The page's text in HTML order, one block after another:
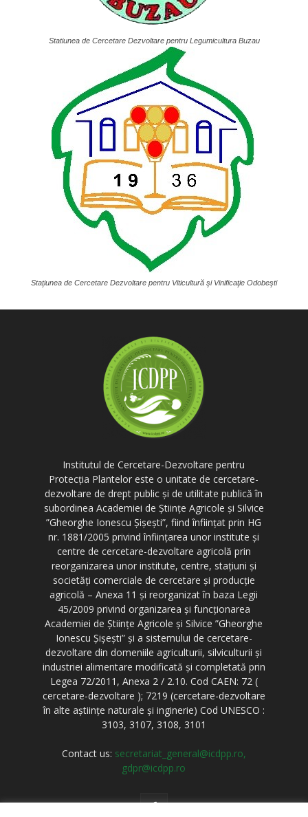
Statiunea de Cercetare Dezvoltare pentru Legumicultura Buzau
Staţiunea de Cercetare Dezvoltare pentru Viticultură şi Vinificaţie Odobeşti
Institutul de Cercetare-Dezvoltare pentru
Protecția Plantelor este o unitate de cercetare-
dezvoltare de drept public și de utilitate publică în
subordinea Academiei de Științe Agricole și Silvice
”Gheorghe Ionescu Șișești”, fiind înființat prin HG
nr. 1881/2005 privind înființarea unor institute și
centre de cercetare-dezvoltare agricolă prin
reorganizarea unor institute, centre, stațiuni și
societăți comerciale de cercetare și producție
agricolă – Anexa 11 și reorganizat în baza Legii
45/2009 privind organizarea și funcționarea
Academiei de Științe Agricole și Silvice ”Gheorghe
Ionescu Șișești” și a sistemului de cercetare-
dezvoltare din domeniile agriculturii, silviculturii și
industriei alimentare modificată și completată prin
Legea 72/2011, Anexa 2 / 2.10. Cod CAEN: 72 (
cercetare-dezvoltare ); 7219 (cercetare-dezvoltare
în alte aștiințe naturale și inginerie) Cod UNESCO :
3103, 3107, 3108, 3101
Contact us: secretariat_general@icdpp.ro,
gdpr@icdpp.ro